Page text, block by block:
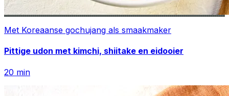
Met Koreaanse gochujang als smaakmaker
Pittige udon met kimchi, shiitake en eidooier
20 min